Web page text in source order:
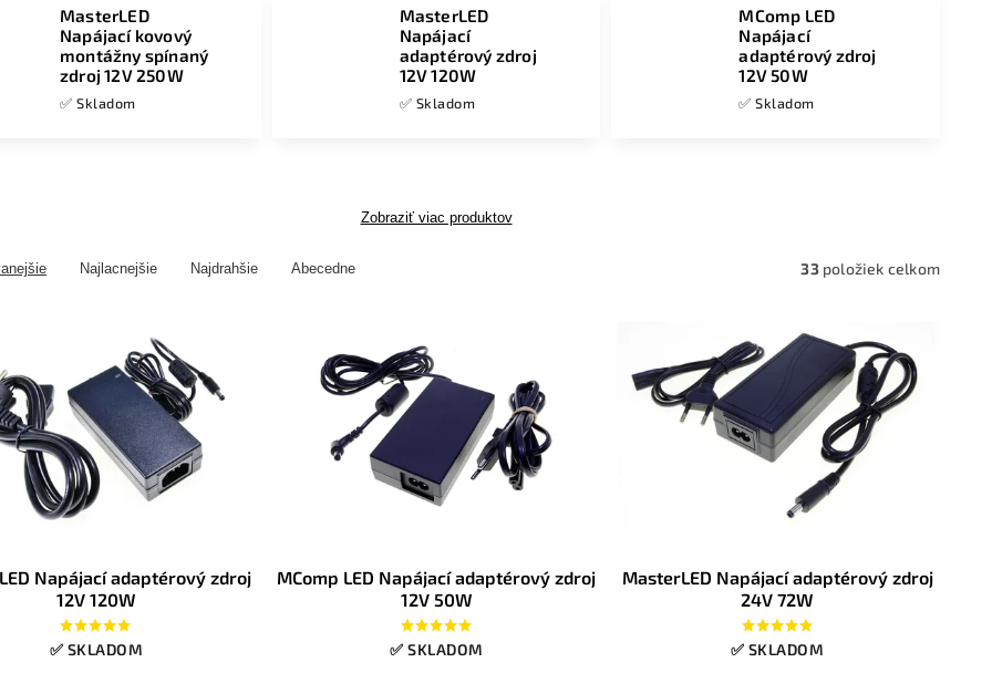
MasterLED
Napájací kovový
montážny spínaný
zdroj 12V 250W
✅ Skladom
MasterLED
Napájací
adaptérový zdroj
12V 120W
✅ Skladom
MComp LED
Napájací
adaptérový zdroj
12V 50W
✅ Skladom
Zobraziť viac produktov
Najlacnejšie Najdrahšie Abecedne 33položiek celkom
Napájací adaptérový zdroj
12V 120W
✅ SKLADOM
MComp LED Napájací adaptérový zdroj
12V 50W
✅ SKLADOM
MasterLED Napájací adaptérový zdroj
24V 72W
✅ SKLADOM